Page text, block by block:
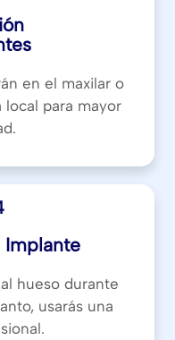
en el maxilar o
local para mayor
hueso durante
usarás una